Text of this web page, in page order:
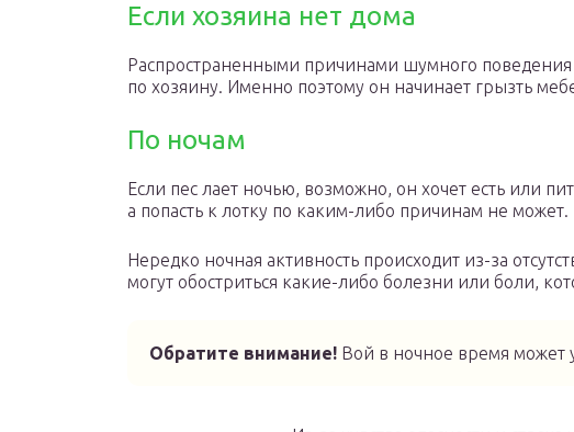
Если хозяина нет дома
Распространенными причинами шумного поведения
по хозяину. Именно поэтому он начинает грызть
По ночам
Если пес лает ночью, возможно, он хочет есть или
а попасть к лотку по каким-либо причинам не может.
Нередко ночная активность происходит из-за
могут обостриться какие-либо болезни или боли,
Обратите внимание! Вой в ночное время может